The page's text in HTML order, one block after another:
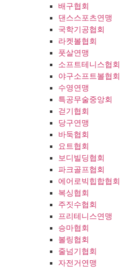
배구협회
댄스스포츠연맹
국학기공협회
라켓볼협회
풋살연맹
소프트테니스협회
야구소프트볼협회
수영연맹
특공무술중앙회
걷기협회
당구연맹
바둑협회
요트협회
보디빌딩협회
파크골프협회
에어로빅힙합협회
복싱협회
주짓수협회
프리테니스연맹
승마협회
볼링협회
줄넘기협회
자전거연맹